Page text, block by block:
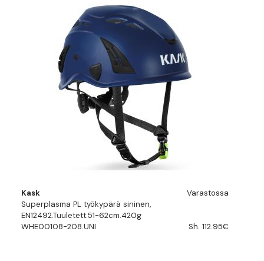
Kask
Varastossa
Superplasma PL työkypärä sininen,
EN12492.Tuuletett.51-62cm.420g
WHE00108-208.UNI
Sh. 112.95€